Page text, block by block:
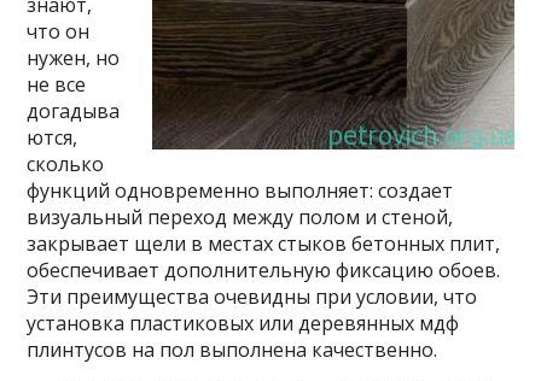
что он
нужен, но
не все
догадыва
ются,
сколько
функций одновременно выполняет: создает
визуальный переход между полом и стеной,
закрывает щели в местах стыков бетонных плит,
обеспечивает дополнительную фиксацию обоев.
Эти преимущества очевидны при условии, что
установка пластиковых или деревянных мдф
плинтусов на пол выполнена качественно.